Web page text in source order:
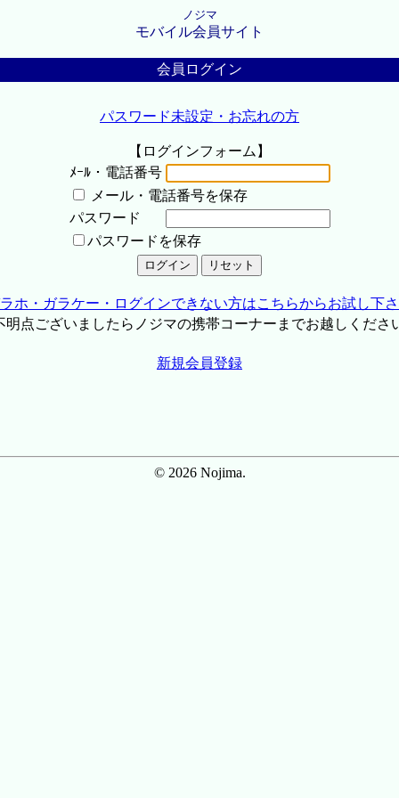
ノジマ
モバイル会員サイト
会員ログイン
パスワード未設定・お忘れの方
【ログインフォーム】
ﾒｰﾙ・電話番号
メール・電話番号を保存
パスワード
パスワードを保存
ホ・ガラケー・ログインできない方はこちらからお試し下
点ございましたらノジマの携帯コーナーまでお越しくださ
新規会員登録
© 2026 Nojima.